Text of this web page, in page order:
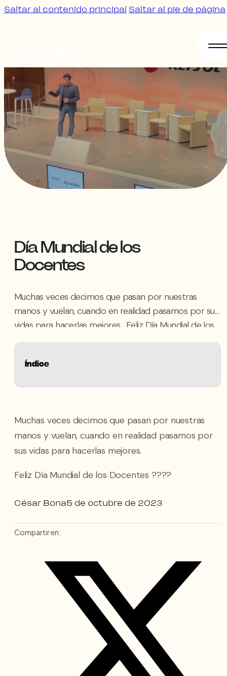
Saltar al contenido principal Saltar al pie de página
Sobre
mí
Día Mundial de los
Docentes
Muchas veces decimos que pasan por nuestras
manos y vuelan, cuando en realidad pasamos por sus
vidas para hacerlas mejores. Feliz Día Mundial de los
Índice
Muchas veces decimos que pasan por nuestras
manos y vuelan, cuando en realidad pasamos por
sus vidas para hacerlas mejores.
Feliz Día Mundial de los Docentes ????
César Bona5 de octubre de 2023
Compartir en: